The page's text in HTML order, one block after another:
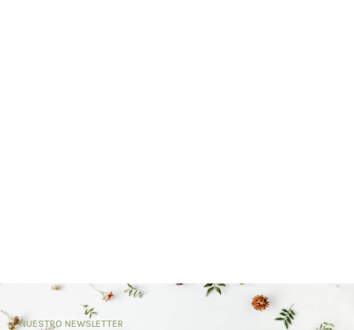
NUESTRO NEWSLETTER